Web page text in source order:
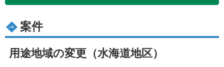
案件
用途地域の変更（水海道地区）